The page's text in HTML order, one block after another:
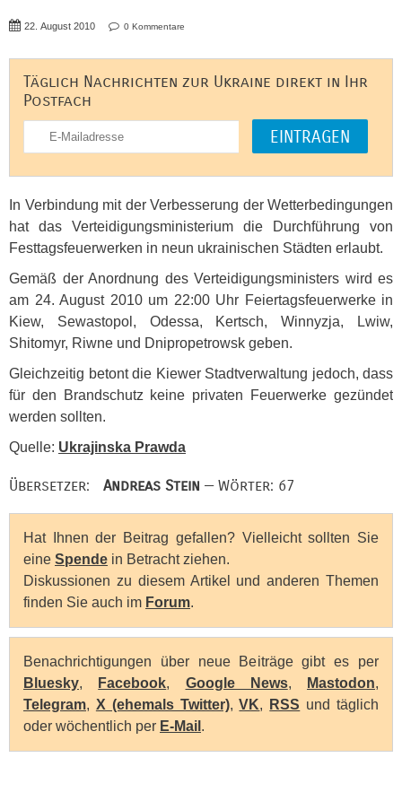
22. August 2010 0 Kommentare
Täglich Nachrichten zur Ukraine direkt in Ihr
Postfach
In Verbindung mit der Verbesserung der Wetterbedingungen
hat das Verteidigungsministerium die Durchführung von
Festtagsfeuerwerken in neun ukrainischen Städten erlaubt.
Gemäß der Anordnung des Verteidigungsministers wird es
am 24. August 2010 um 22:00 Uhr Feiertagsfeuerwerke in
Kiew, Sewastopol, Odessa, Kertsch, Winnyzja, Lwiw,
Shitomyr, Riwne und Dnipropetrowsk geben.
Gleichzeitig betont die Kiewer Stadtverwaltung jedoch, dass
für den Brandschutz keine privaten Feuerwerke gezündet
werden sollten.
Quelle: Ukrajinska Prawda
Übersetzer: Andreas Stein — Wörter: 67
Hat Ihnen der Beitrag gefallen? Vielleicht sollten Sie
eine Spende in Betracht ziehen.
Diskussionen zu diesem Artikel und anderen Themen
finden Sie auch im Forum.
Benachrichtigungen über neue Beiträge gibt es per
Bluesky, Facebook, Google News, Mastodon,
Telegram, X (ehemals Twitter),VK, RSS und täglich
oder wöchentlich per E-Mail .